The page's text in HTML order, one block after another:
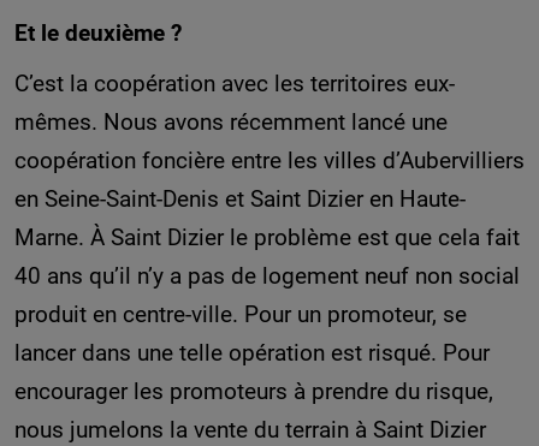
Et le deuxième ?
C’est la coopération avec les territoires eux-
mêmes. Nous avons récemment lancé une
coopération foncière entre les villes d’Aubervilliers
en Seine-Saint-Denis et Saint Dizier en Haute-
Marne. À Saint Dizier le problème est que cela fait
40 ans qu’il n’y a pas de logement neuf non social
produit en centre-ville. Pour un promoteur, se
lancer dans une telle opération est risqué. Pour
encourager les promoteurs à prendre du risque,
nous jumelons la vente du terrain à Saint Dizier